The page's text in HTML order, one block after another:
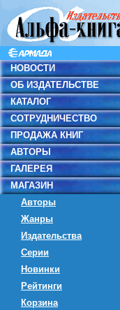
НОВОСТИ
ОБ ИЗДАТЕЛЬСТВЕ
КАТАЛОГ
СОТРУДНИЧЕСТВО
ПРОДАЖА КНИГ
АВТОРЫ
ГАЛЕРЕЯ
МАГАЗИН
Авторы
Жанры
Издательства
Серии
Новинки
Рейтинги
Корзина